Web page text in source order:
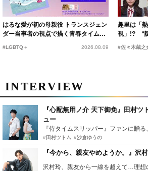
はるな愛が初の母親役 トランスジェン
ダー当事者の視点で描く青春タイムス
#LGBTQ＋ 2026.08.09
趣里は「
視」!? “
『踊る大
#佐々木蔵之
INTERVIEW
『心配無用ノ介 天下御免』田村
ュー
#田村ツトム #沙倉ゆうの
『今から、親友やめようか。』沢
沢村玲、親友から一線を越えて…理想